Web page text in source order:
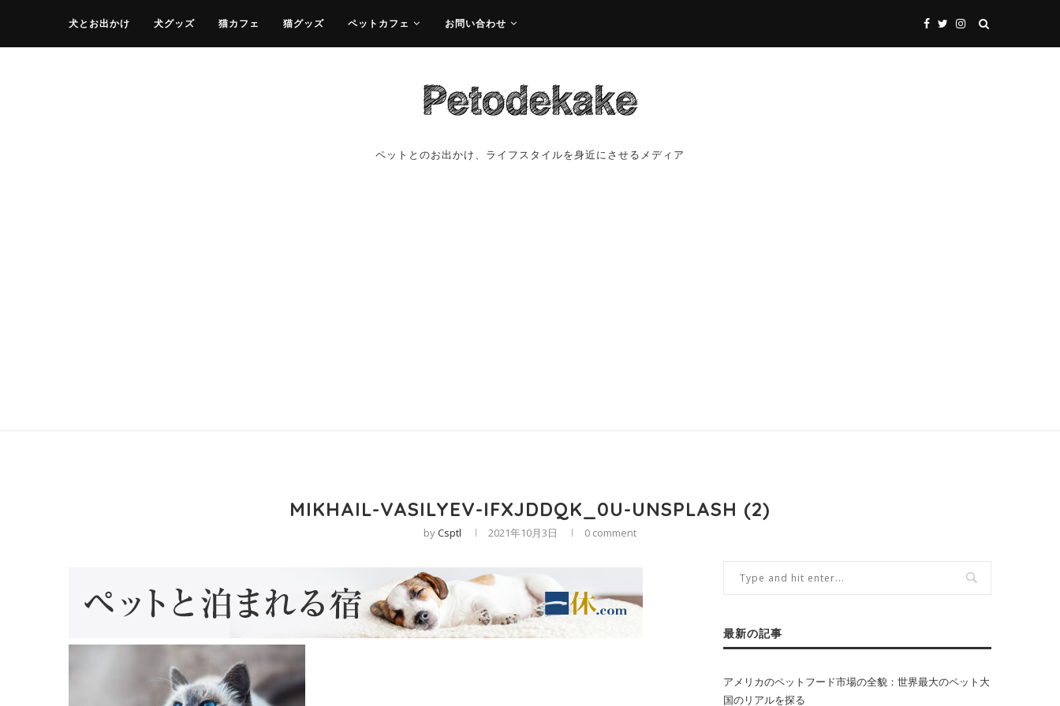
犬とお出かけ 犬グッズ 猫カフェ 猫グッズ ペットカフェ お問い合わせ
ペットとのお出かけ、ライフスタイルを身近にさせるメディア
MIKHAIL-VASILYEV-IFXJDDQK_0U-UNSPLASH (2)
byCsptl 2021年10月3日 0 comment
最新の記事
アメリカのペットフード市場の全貌：世界最大のペット大
国のリアルを探る